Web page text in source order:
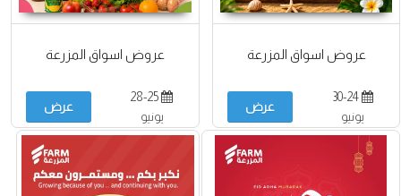
عروض اسواق المزرعة
30-24
يونيو
عرض
عروض اسواق المزرعة
28-25
يونيو
عرض